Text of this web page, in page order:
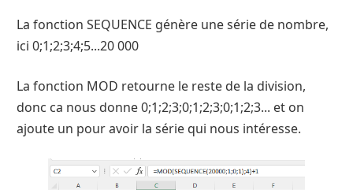
La fonction SEQUENCE génère une série de nombre,
ici 0;1;2;3;4;5...20 000
La fonction MOD retourne le reste de la division,
donc ca nous donne 0;1;2;3;0;1;2;3;0;1;2;3... et on
ajoute un pour avoir la série qui nous intéresse.